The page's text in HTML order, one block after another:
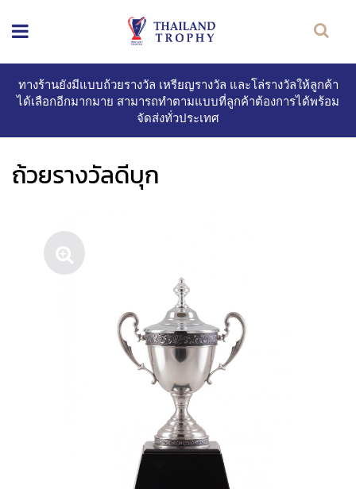
ทางร้านยังมีแบบถ้วยรางวัล เหรียญรางวัล และโล่รางวัลให้ลูกค้า
ได้เลือกอีกมากมาย สามารถทำตามแบบที่ลูกค้าต้องการได้พร้อม
จัดส่งทั่วประเทศ
ถ้วยรางวัลดีบุก